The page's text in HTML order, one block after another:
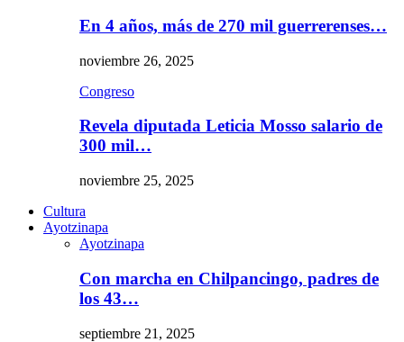
En 4 años, más de 270 mil guerrerenses…
noviembre 26, 2025
Congreso
Revela diputada Leticia Mosso salario de
300 mil…
noviembre 25, 2025
Cultura
Ayotzinapa
Ayotzinapa
Con marcha en Chilpancingo, padres de
los 43…
septiembre 21, 2025